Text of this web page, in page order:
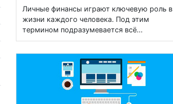
Личные финансы играют ключевую роль в
жизни каждого человека. Под этим
термином подразумевается всё...